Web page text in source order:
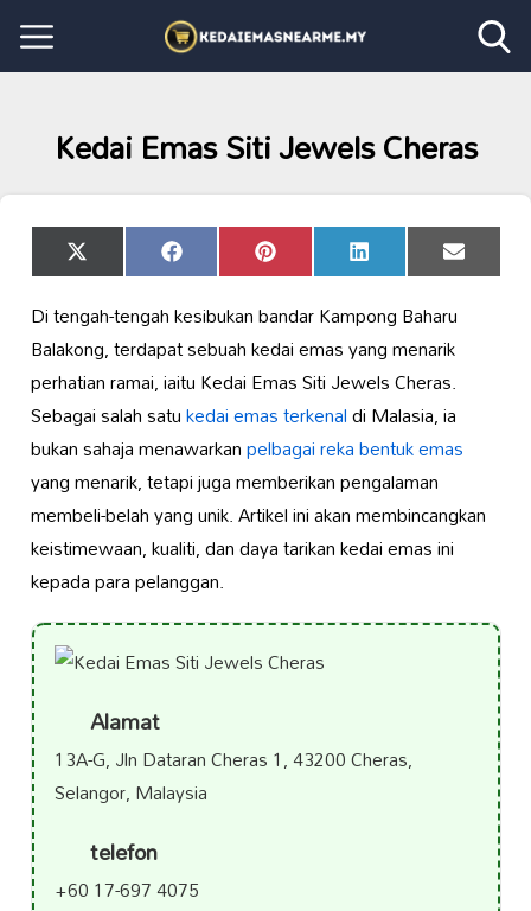
Kedai Emas Siti Jewels Cheras
Share
on
X
(Twitter)
Share
on
Facebook Share
on
Pinterest Share
on
LinkedIn Share
on
Email
Di tengah-tengah kesibukan bandar Kampong Baharu
Balakong, terdapat sebuah kedai emas yang menarik
perhatian ramai, iaitu Kedai Emas Siti Jewels Cheras.
Sebagai salah satukedai emas terkenaldi Malasia, ia
bukan sahaja menawarkanpelbagai reka bentuk emas
yang menarik, tetapi juga memberikan pengalaman
membeli-belah yang unik. Artikel ini akan membincangkan
keistimewaan, kualiti, dan daya tarikan kedai emas ini
kepada para pelanggan.
Alamat
13A-G, Jln Dataran Cheras 1, 43200 Cheras,
Selangor, Malaysia
telefon
+60 17-697 4075